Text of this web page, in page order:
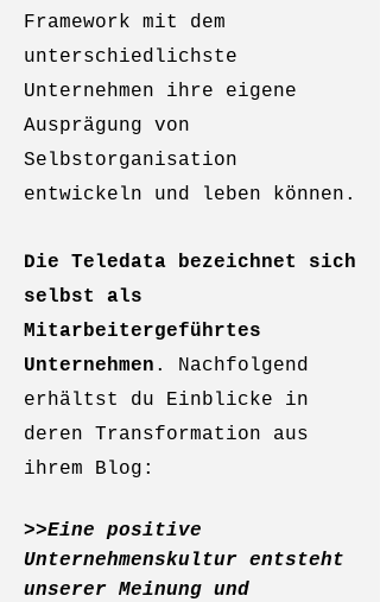
Framework mit dem
unterschiedlichste
Unternehmen ihre eigene
Ausprägung von
Selbstorganisation
entwickeln und leben können.
Die Teledata bezeichnet sich
selbst als
Mitarbeitergeführtes
Unternehmen . Nachfolgend
erhältst du Einblicke in
deren Transformation aus
ihrem Blog:
>>Eine positive
Unternehmenskultur entsteht
unserer Meinung und